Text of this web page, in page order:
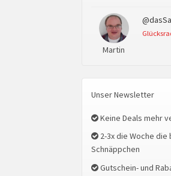
Martin
Unser Newsletter
Keine Deals mehr
2-3x die Woche die
Schnäppchen
Gutschein- und